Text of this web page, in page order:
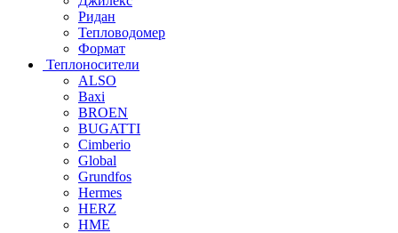
Ридан
Тепловодомер
Формат
Теплоносители
ALSO
Baxi
BROEN
BUGATTI
Cimberio
Global
Grundfos
Hermes
HERZ
HME